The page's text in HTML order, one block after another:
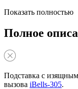
Показать полностью
Полное
Подставка с
вызова iBells-305.